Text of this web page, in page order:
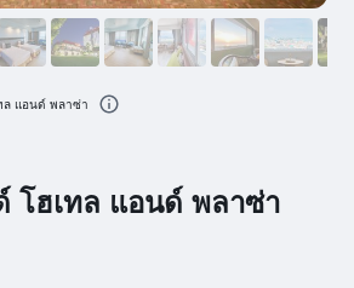
โฮเทล แอนด์ พลาซ่า
ล แอนด์ พลาซ่า